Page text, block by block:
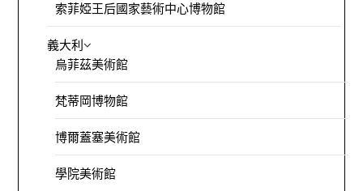
索菲婭王后國家藝術中心博物館
義大利
烏菲茲美術館
梵蒂岡博物館
博爾蓋塞美術館
學院美術館